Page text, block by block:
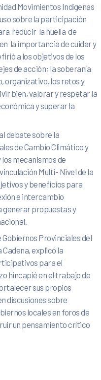
Movimientos Indígenas
sobre la participación
reducir la huella de
la importancia de cuidar y
a los objetivos de los
de acción; la soberanía
organizativo, los retos y
bien, valorar y respetar la
y superar la
debate sobre la
de Cambio Climático y
los mecanismos de
Multi- Nivel de la
y beneficios para
e intercambio
propuestas y
Provinciales del
Cadena, explicó la
para el
hincapié en el trabajo de
sus propios
discusiones sobre
locales en foros de
un pensamiento crítico